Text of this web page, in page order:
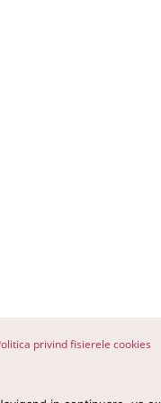
privind fisierele cookies